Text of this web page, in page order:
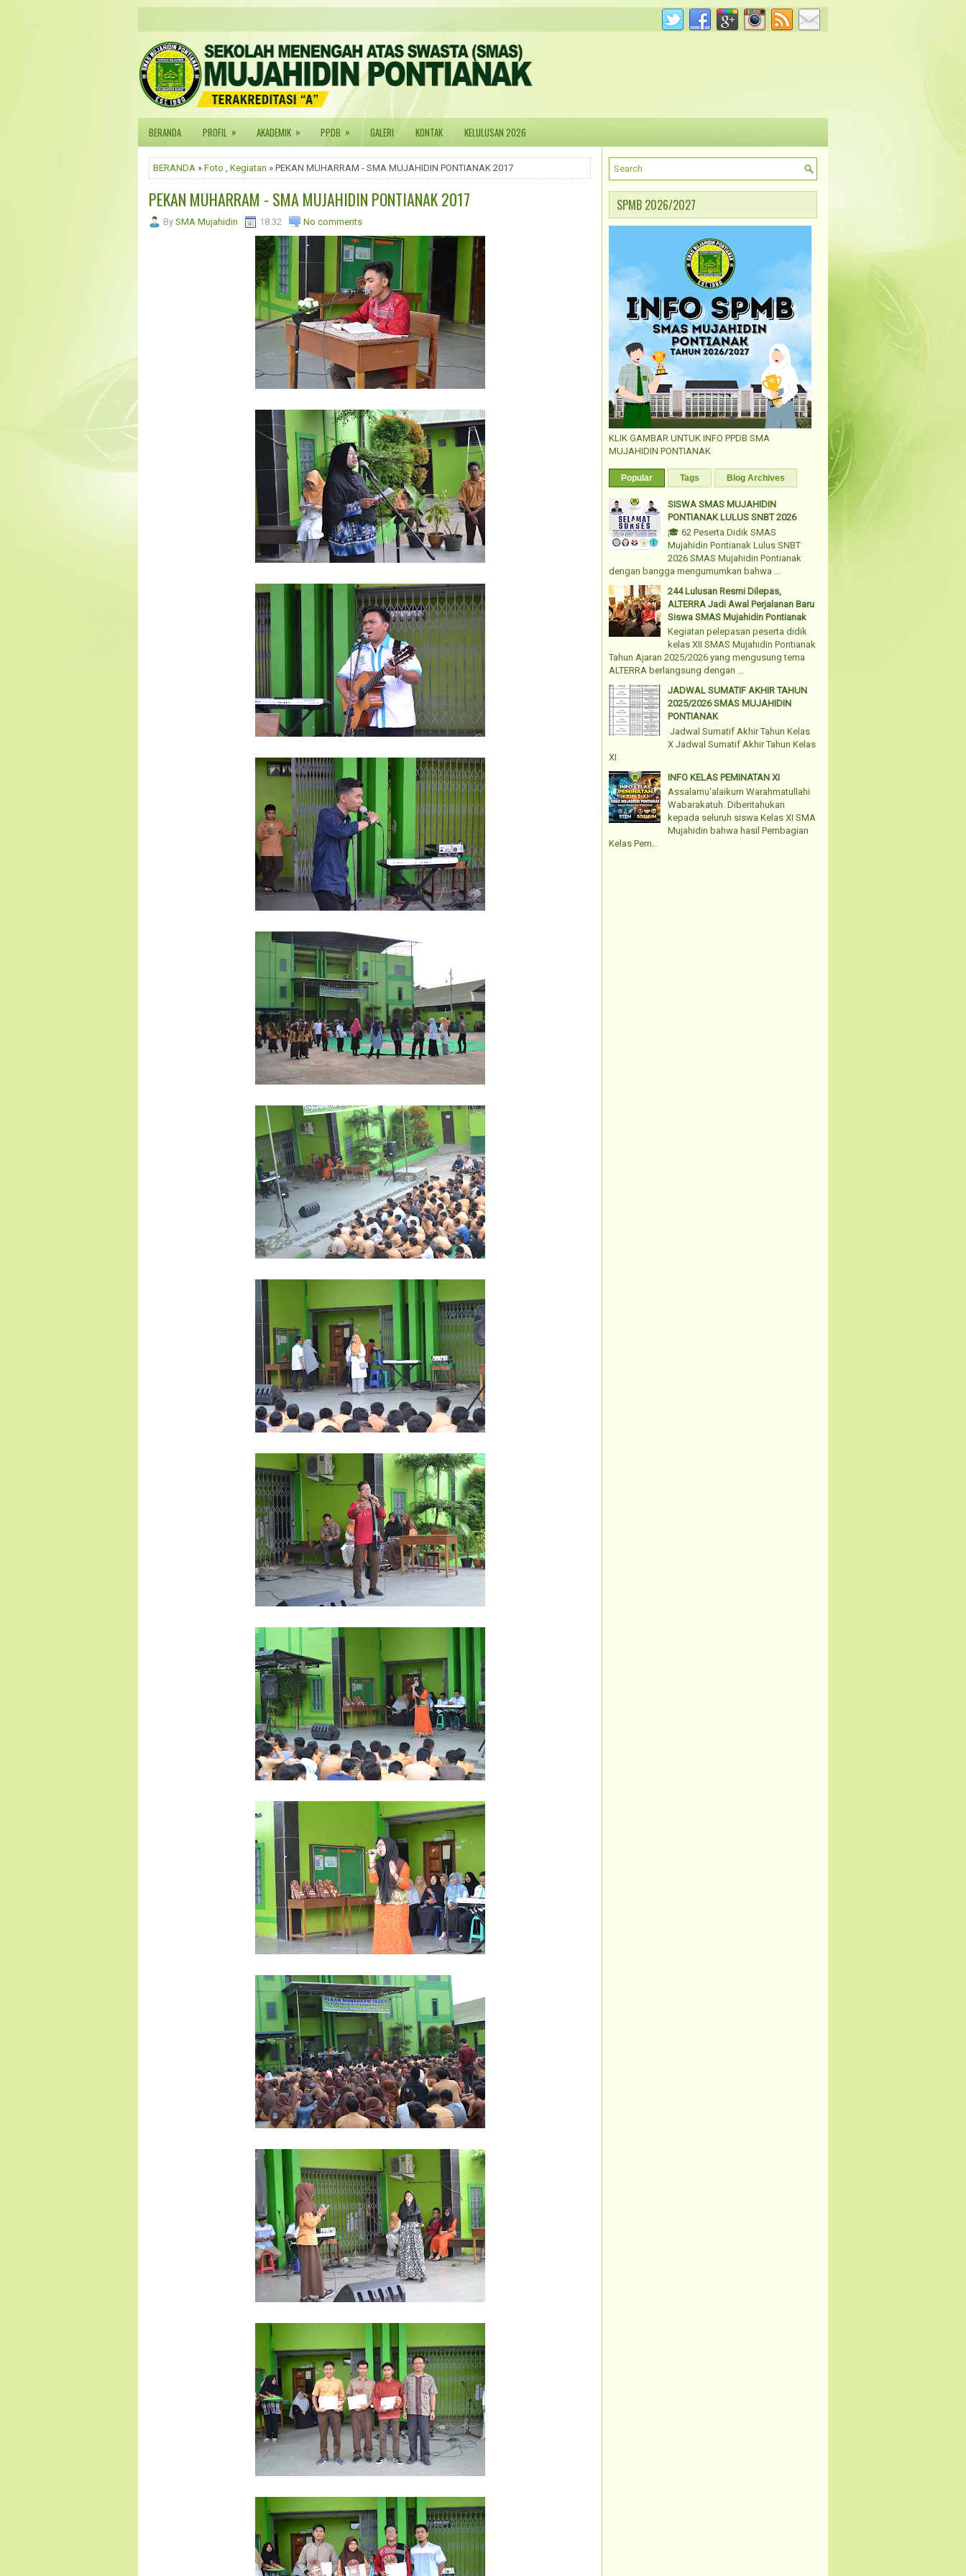
BERANDA PROFIL » AKADEMIK » PPDB » GALERI KONTAK KELULUSAN 2026
BERANDA » Foto , Kegiatan » PEKAN MUHARRAM - SMA MUJAHIDIN PONTIANAK 2017
PEKAN MUHARRAM - SMA MUJAHIDIN PONTIANAK 2017
By SMA Mujahidin 18.32 No comments
SPMB 2026/2027
KLIK GAMBAR UNTUK INFO PPDB SMA
MUJAHIDIN PONTIANAK
Popular Tags Blog Archives
SISWA SMAS MUJAHIDIN
PONTIANAK LULUS SNBT 2026
🎓 62 Peserta Didik SMAS
Mujahidin Pontianak Lulus SNBT
2026 SMAS Mujahidin Pontianak
dengan bangga mengumumkan bahwa ...
244 Lulusan Resmi Dilepas,
ALTERRA Jadi Awal Perjalanan Baru
Siswa SMAS Mujahidin Pontianak
Kegiatan pelepasan peserta didik
kelas XII SMAS Mujahidin Pontianak
Tahun Ajaran 2025/2026 yang mengusung tema
ALTERRA berlangsung dengan ...
JADWAL SUMATIF AKHIR TAHUN
2025/2026 SMAS MUJAHIDIN
PONTIANAK
Jadwal Sumatif Akhir Tahun Kelas
X Jadwal Sumatif Akhir Tahun Kelas
XI
INFO KELAS PEMINATAN XI
Assalamu'alaikum Warahmatullahi
Wabarakatuh. Diberitahukan
kepada seluruh siswa Kelas XI SMA
Mujahidin bahwa hasil Pembagian
Kelas Pem...